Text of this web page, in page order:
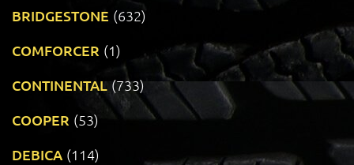
BRIDGESTONE (632)
COMFORCER (1)
CONTINENTAL (733)
COOPER (53)
DEBICA (114)